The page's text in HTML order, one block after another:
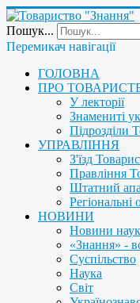
Пошук...
Перемикач навігації
ГОЛОВНА
ПРО
У лекторії
Знамениті
Підрозділи
УПРАВЛІННЯ
З'їзд
Правління
Штатний
Регіональні
НОВИНИ
Новини
«Знання» -
Суспільство
Наука
Світ